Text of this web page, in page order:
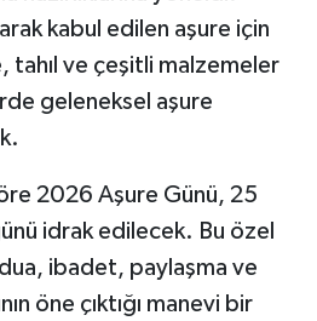
kabul edilen aşure için
tahıl ve çeşitli malzemeler
geleneksel aşure
2026 Aşure Günü, 25
idrak edilecek. Bu özel
ibadet, paylaşma ve
öne çıktığı manevi bir